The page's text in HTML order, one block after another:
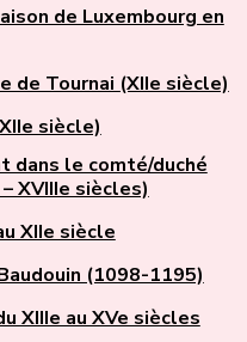
de Luxembourg en
de Tournai (XIIe siècle)
siècle)
dans le comté/duché
XVIIIe siècles)
XIIe siècle
(1098-1195)
XIIIe au XVe siècles